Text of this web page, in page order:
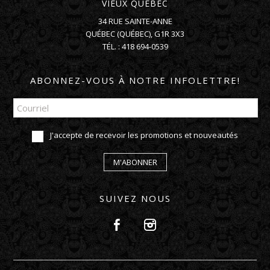
VIEUX QUÉBEC
34 RUE SAINTE-ANNE
QUÉBEC(QUÉBEC),G1R 3X3
TÉL. : 418 694-0539
ABONNEZ-VOUS À NOTRE INFOLETTRE!
J'accepte de recevoir les promotions et nouveautés
M'ABONNER
SUIVEZ NOUS